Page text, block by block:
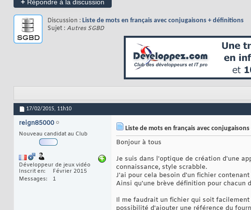
+ Répondre à la discussion
Discussion : Liste de mots en français avec conjugaisons + définitions
Sujet :Autres SGBD
17/02/2015, 11h10
reign85000
Nouveau candidat au Club
Développeur de jeux vidéo
Inscrit en
Février 2015
Messages
1
Liste de mots en français avec
Bonjour à tous
Je suis dans l'optique de création d'une
connaissance, style scrabble.
J'ai pour cela besoin d'un fichier
Ainsi qu'une brève définition pour chacun
Il me faudrait un fichier qui soit